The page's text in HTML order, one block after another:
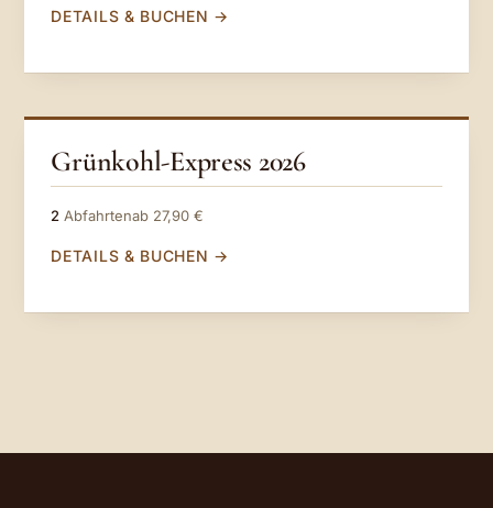
DETAILS & BUCHEN
Grünkohl-Express 2026
2 Abfahrtenab 27,90 €
DETAILS & BUCHEN